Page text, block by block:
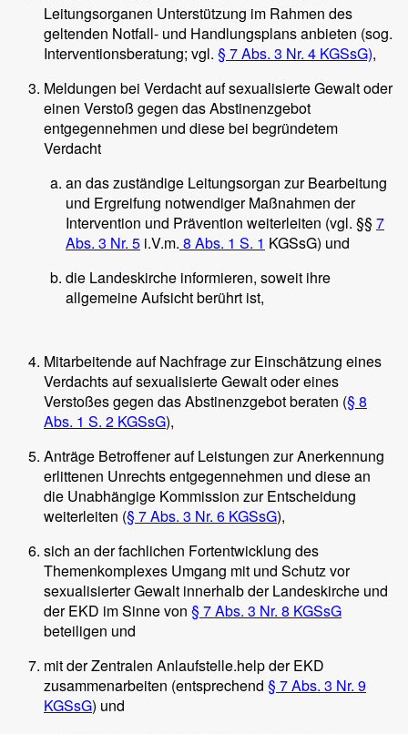
Leitungsorganen Unterstützung im Rahmen des
geltenden Notfall- und Handlungsplans anbieten (sog.
Interventionsberatung; vgl. § 7 Abs. 3 Nr. 4 KGSsG),
Meldungen bei Verdacht auf sexualisierte Gewalt oder
einen Verstoß gegen das Abstinenzgebot
entgegennehmen und diese bei begründetem
Verdacht
an das zuständige Leitungsorgan zur Bearbeitung
und Ergreifung notwendiger Maßnahmen der
Intervention und Prävention weiterleiten (vgl. §§ 7
Abs. 3 Nr. 5 i.V.m. 8 Abs. 1 S. 1 KGSsG) und
die Landeskirche informieren, soweit ihre
allgemeine Aufsicht berührt ist,
Mitarbeitende auf Nachfrage zur Einschätzung eines
Verdachts auf sexualisierte Gewalt oder eines
Verstoßes gegen das Abstinenzgebot beraten (§ 8
Abs. 1 S. 2 KGSsG),
Anträge Betroffener auf Leistungen zur Anerkennung
erlittenen Unrechts entgegennehmen und diese an
die Unabhängige Kommission zur Entscheidung
weiterleiten (§ 7 Abs. 3 Nr. 6 KGSsG),
sich an der fachlichen Fortentwicklung des
Themenkomplexes Umgang mit und Schutz vor
sexualisierter Gewalt innerhalb der Landeskirche und
der EKD im Sinne von § 7 Abs. 3 Nr. 8 KGSsG
beteiligen und
mit der Zentralen Anlaufstelle.help der EKD
zusammenarbeiten (entsprechend § 7 Abs. 3 Nr. 9
KGSsG) und